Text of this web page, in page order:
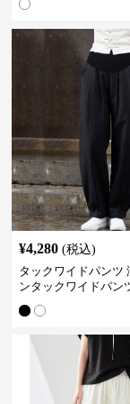
¥4,280 (税込)
タックワイドパンツ
ンタックワイドパン